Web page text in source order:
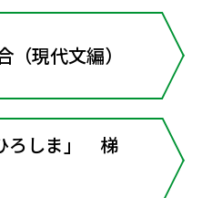
（現代文編）
ろしま」 梯